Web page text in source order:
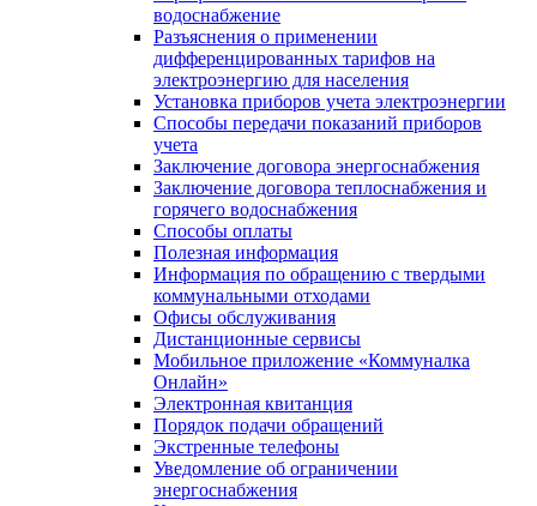
водоснабжение
Разъяснения о применении
дифференцированных тарифов на
электроэнергию для населения
Установка приборов учета электроэнергии
Способы передачи показаний приборов
учета
Заключение договора энергоснабжения
Заключение договора теплоснабжения и
горячего водоснабжения
Способы оплаты
Полезная информация
Информация по обращению с твердыми
коммунальными отходами
Офисы обслуживания
Дистанционные сервисы
Мобильное приложение «Коммуналка
Онлайн»
Электронная квитанция
Порядок подачи обращений
Экстренные телефоны
Уведомление об ограничении
энергоснабжения